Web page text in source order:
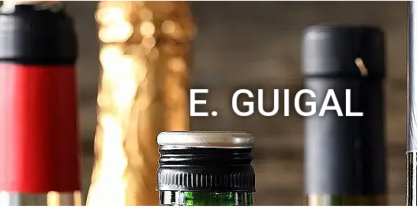
E. GUIGAL